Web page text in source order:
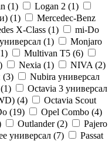
(1) Logan 2 (1)
(1)
Mercedec-Benz
X-Class (1)
mi-Do
(1)
Monjaro
1) Multivan T5 (6)
) Nexia (1) NIVA (2)
(3)
Nubira универсал
1)
Octavia 3 универсал
(4)
Octavia Scout
(19) Opel Combo (4)
Outlander (2)
Pajero
универсал (7)
Passat